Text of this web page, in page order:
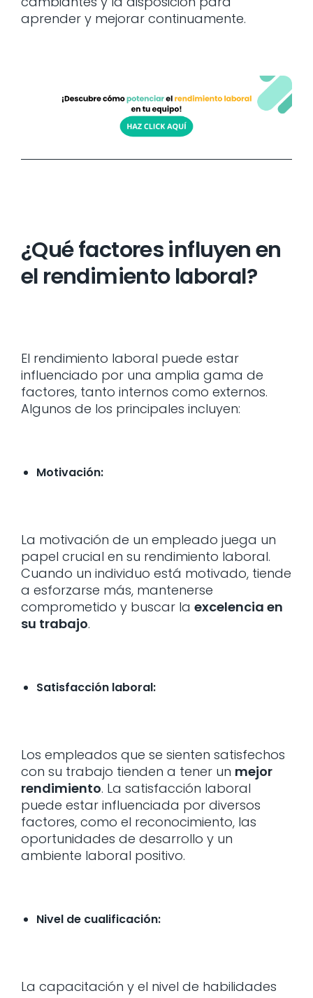
aprender y mejorar continuamente.
¿Qué factores influyen en
el rendimiento laboral?
El rendimiento laboral puede estar
influenciado por una amplia gama de
factores, tanto internos como externos.
Algunos de los principales incluyen:
Motivación:
La motivación de un empleado juega un
papel crucial en su rendimiento laboral.
Cuando un individuo está motivado, tiende
a esforzarse más, mantenerse
comprometido y buscar la excelencia en
su trabajo.
Satisfacción laboral:
Los empleados que se sienten satisfechos
con su trabajo tienden a tener un mejor
rendimiento. La satisfacción laboral
puede estar influenciada por diversos
factores, como el reconocimiento, las
oportunidades de desarrollo y un
ambiente laboral positivo.
Nivel de cualificación:
La capacitación y el nivel de habilidades